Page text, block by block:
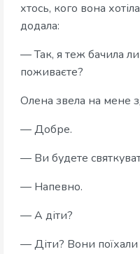
хтось, кого вона
додала:
— Так, я теж бачила
поживаєте?
Олена звела на мене
— Добре.
— Ви будете
— Напевно.
— А діти?
— Діти? Вони поїхали